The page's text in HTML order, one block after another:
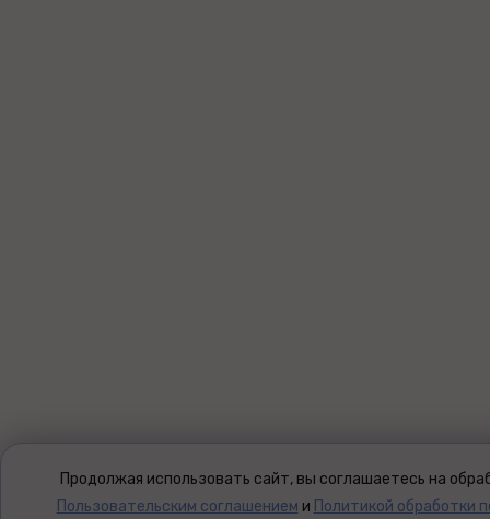
Продолжая использовать сайт, вы соглашаетесь на
Пользовательским соглашением и Политикой обработки